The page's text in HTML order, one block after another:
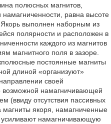
полюсных магнитов,
равна высоте
выполнен наборным из
полярности и расположен в
каждого из магнитов
магнитного поля в зазоре.
постоянные магниты
длиной «организуют»
своей
возможной намагничивающей
(ввиду отсутствия пассивных
магниты якоря, намагниченные
намагничивающую